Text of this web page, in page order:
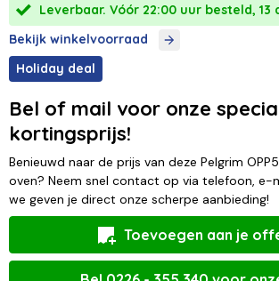
Leverbaar. Vóór 22:00 uur besteld, 13
Bekijk winkelvoorraad
Holiday deal
Bel of mail voor onze
kortingsprijs!
Benieuwd naar de prijs van deze Pelgrim
oven? Neem snel contact op via telefoon, e-
we geven je direct onze scherpe aanbieding!
Toevoegen aan je